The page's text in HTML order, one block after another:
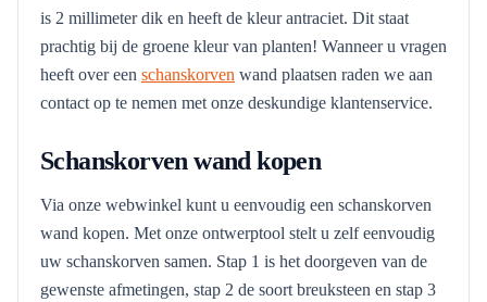
is 2 millimeter dik en heeft de kleur antraciet. Dit staat
prachtig bij de groene kleur van planten! Wanneer u vragen
heeft over een schanskorven wand plaatsen raden we aan
contact op te nemen met onze deskundige klantenservice.
Schanskorven wand kopen
Via onze webwinkel kunt u eenvoudig een schanskorven
wand kopen. Met onze ontwerptool stelt u zelf eenvoudig
uw schanskorven samen. Stap 1 is het doorgeven van de
gewenste afmetingen, stap 2 de soort breuksteen en stap 3